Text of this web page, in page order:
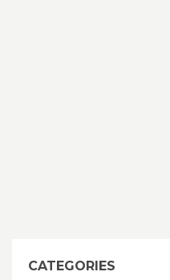
CATEGORIES